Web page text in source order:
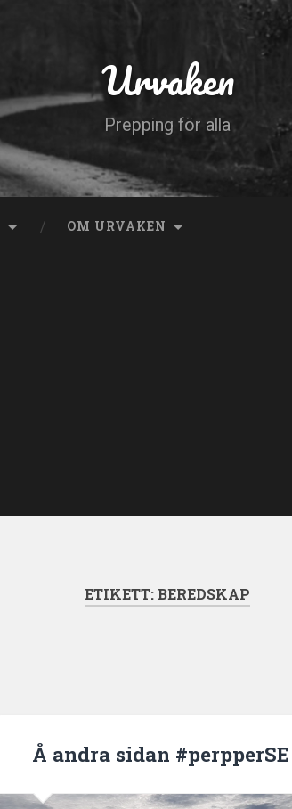
Urvaken
Prepping för alla
OM URVAKEN
ETIKETT: BEREDSKAP
Å andra sidan #perpperSE